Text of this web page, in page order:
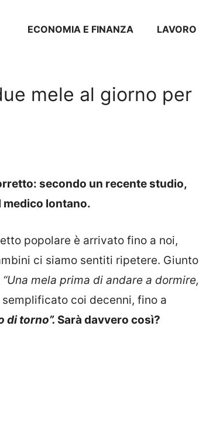
ECONOMIA E FINANZA LAVORO
mele al giorno per
secondo un recente studio,
medico lontano.
popolare è arrivato fino a noi,
ci siamo sentiti ripetere. Giunto
“Una mela prima di andare a dormire,
semplificato coi decenni, fino a
di torno”. Sarà davvero così?